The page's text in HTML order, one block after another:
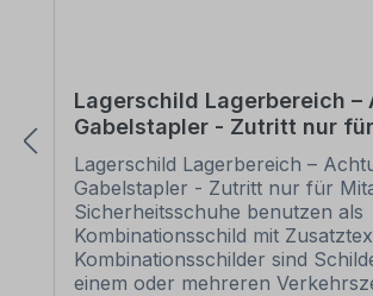
Lagerschild Lagerbereich –
Gabelstapler - Zutritt nur für
Mitarbeiter -
benutzen - Kombi
Lagerschild Lagerbereich –
Gabelstapler - Zutritt nur für
Sicherheitsschuhe benutzen als
Kombinationsschild mit
Kombinationsschilder sind
einem oder mehreren